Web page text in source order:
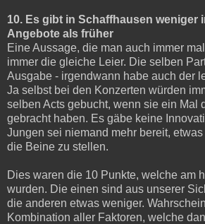
10. Es gibt in Schaffhausen weniger
Angebote als früher
Eine Aussage, die man auch immer
immer die gleiche Leier. Die selben
Ausgabe - irgendwann habe auch der
Ja selbst bei den Konzerten würden
selben Acts gebucht, wenn sie ein Mal
gebracht haben. Es gäbe keine
Jungen sei niemand mehr bereit,
die Beine zu stellen.
Dies waren die 10 Punkte, welche am
wurden. Die einen sind aus unserer
die anderen etwas weniger.
Kombination aller Faktoren, welche